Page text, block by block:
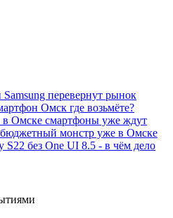
перевернут рынок
Омск где возьмёте?
в Омске смартфоны уже ждут
монстр уже в Омске
S22 без One UI 8.5 - в чём дело